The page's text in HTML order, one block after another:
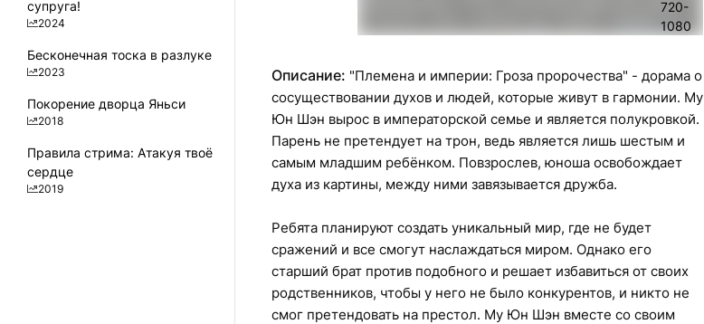
720-
1080
Описание: "Племена и империи: Гроза пророчества" - дорама о
сосуществовании духов и людей, которые живут в гармонии. Му
Юн Шэн вырос в императорской семье и является полукровкой.
Парень не претендует на трон, ведь является лишь шестым и
самым младшим ребёнком. Повзрослев, юноша освобождает
духа из картины, между ними завязывается дружба.
Ребята планируют создать уникальный мир, где не будет
сражений и все смогут наслаждаться миром. Однако его
старший брат против подобного и решает избавиться от своих
родственников, чтобы у него не было конкурентов, и никто не
смог претендовать на престол. Му Юн Шэн вместе со своим
супруга!
2024
Бесконечная тоска в разлуке
2023
Покорение дворца Яньси
2018
Правила стрима: Атакуя твоё
сердце
2019